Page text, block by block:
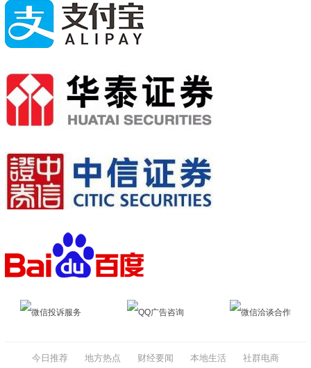
微信投诉服务 QQ广告咨询 微信洽谈合作
今日推荐 地方热点 财经要闻 本地生活 社群电商